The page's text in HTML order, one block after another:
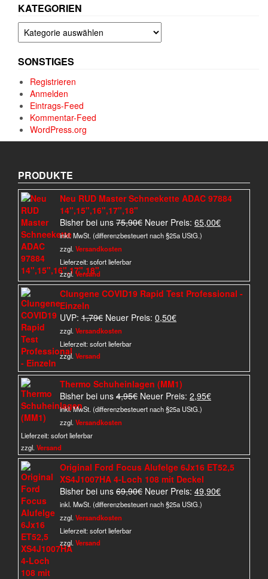
KATEGORIEN
Kategorien
SONSTIGES
Registrieren
Anmelden
Eintrags-Feed
Kommentar-Feed
WordPress.org
PRODUKTE
Neu RUD Master Schneekette ADAC 97884
14",15",16",17",18"
Bisher bei uns 75,90€ Ursprünglicher
Preis
Neuer Preis: 65,00€Aktueller
inkl. MwSt. (differenzbesteuert nach §25a UStG.)
zzgl. Versandkosten
Lieferzeit:sofort lieferbar
zzgl. Versand
Clungene COVID19 Rapid Test Professional -
Einzeln
UVP: 1,79€ Ursprünglicher
Preis
war:
Neuer Preis: 0,50€Aktueller
zzgl. Versandkosten
Lieferzeit:sofort lieferbar
zzgl. Versand
Thermo Schuheinlagen (MM1)
Bisher bei uns 4,95€ Ursprünglicher
Preis
Neuer Preis: 2,95€Aktueller
inkl. MwSt. (differenzbesteuert nach §25a UStG.)
zzgl. Versandkosten
Lieferzeit:sofort lieferbar
zzgl. Versand
Original Ford Focus Alufelge 6Jx16 ET52,5
XS4J1007HA 4-Loch 108 mit Deckel
Bisher bei uns 69,90€ Ursprünglicher
Preis
Neuer Preis: 49,90€Aktueller
inkl. MwSt. (differenzbesteuert nach §25a UStG.)
zzgl. Versandkosten
Lieferzeit:sofort lieferbar
zzgl. Versand